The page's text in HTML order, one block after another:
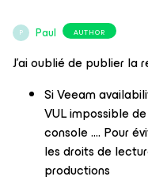
P Paul AUTHOR
J’ai oublié de publier la
Si Veeam
VUL impossible
console …. Pour
les droits de
productions